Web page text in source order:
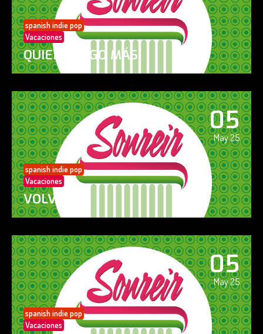
spanish indie pop
Vacaciones
QUIERO ALGO MÁS
05
May 25
spanish indie pop
Vacaciones
VOLVERÁS
05
May 25
spanish indie pop
Vacaciones